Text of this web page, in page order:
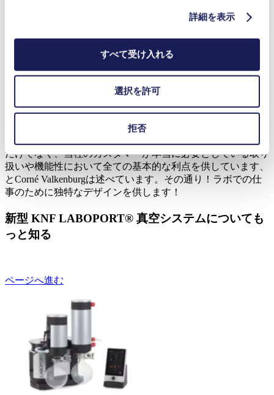
詳細を表示
すべて受け入れる
選択を許可
拒否
空コントローラー。感覚的な取り扱いと操作の最高の使いや
ス制御を供します。そして、大型ユーザーインターフェース
により、ユーザーは常に、何が重要かの概要を知ることがで
この人間工学に基づいたデザインによって、当社の新型
LABOPORT® は新鮮で近代的な外観によって省スペースな
だけでなく、当社のカスタマーが本当に必要としている取り
扱いや機能性において全ての基本的な利点を供しています、
とCorné Valkenburgは述べています。その通り！ラボでの仕
事のために独特なデザインを供します！
新型 KNF LABOPORT® 真空システムについても
っと知る
ページへ進む